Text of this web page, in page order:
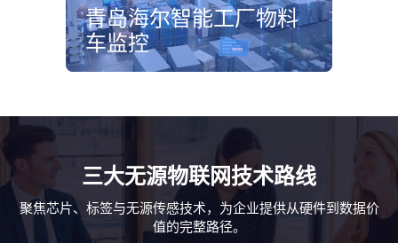
青岛海尔智能工厂物料
车监控
三大无源物联网技术路线
聚焦芯片、标签与无源传感技术，为企业提供从硬件到数据价
值的完整路径。